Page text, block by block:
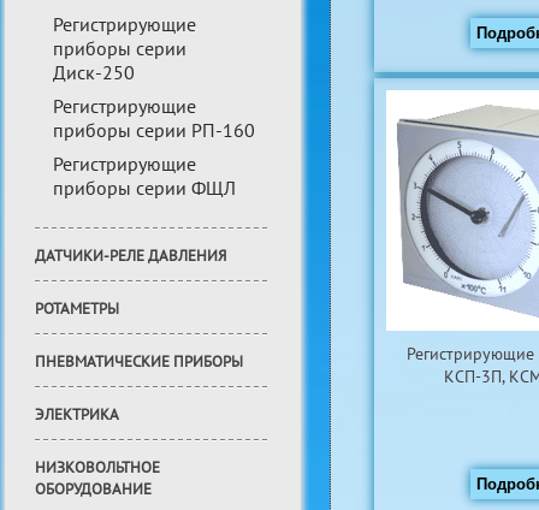
Регистрирующие
приборы серии
Диск-250
Регистрирующие
приборы серии РП-160
Регистрирующие
приборы серии ФЩЛ
ДАТЧИКИ-РЕЛЕ ДАВЛЕНИЯ
РОТАМЕТРЫ
ПНЕВМАТИЧЕСКИЕ ПРИБОРЫ
ЭЛЕКТРИКА
НИЗКОВОЛЬТНОЕ
ОБОРУДОВАНИЕ
КСП-3П,